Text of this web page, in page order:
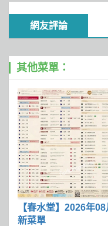
網友評論
其他菜單：
【春水堂】2026年
新菜單